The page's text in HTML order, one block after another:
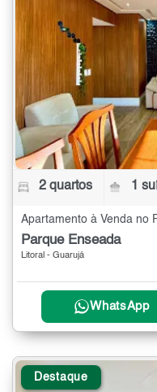
2 quartos 1
Parque Enseada
Litoral - Guarujá
WhatsApp
Destaque